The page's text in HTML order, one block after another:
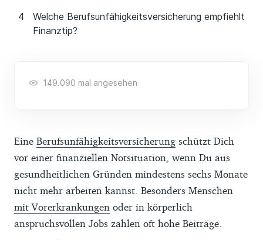
Welche Berufsunfähigkeitsversicherung empfiehlt
Finanztip?
149.090 mal angesehen
Eine Berufsunfähigkeitsversicherung schützt Dich
vor einer finanziellen Notsituation, wenn Du aus
gesundheitlichen Gründen mindestens sechs Monate
nicht mehr arbeiten kannst. Besonders Menschen
mit Vorerkrankungen oder in körperlich
anspruchsvollen Jobs zahlen oft hohe Beiträge.